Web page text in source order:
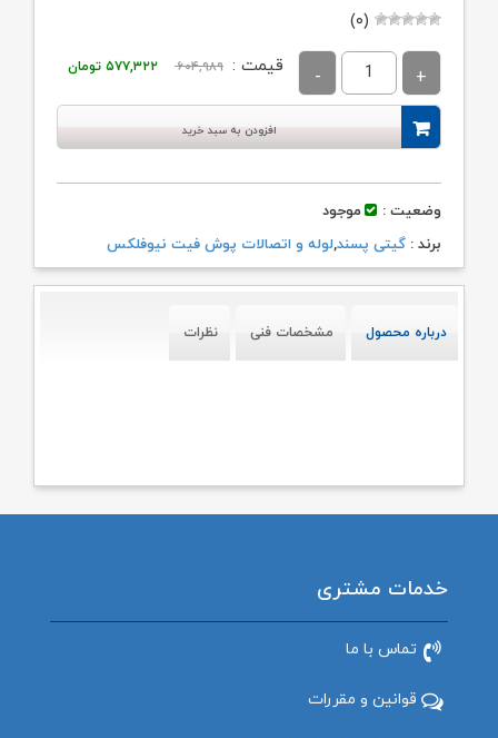
(۰)
قیمت : ۶۰۴,۹۸۹
قیمت
اصلی:
۶۰۴,۹۸۹ تومان
۵۷۷,۳۲۲ تومان
افزودن به سبد خرید
وضعیت :
موجود
برند : گیتی پسند,لوله و اتصالات پوش فیت نیوفلکس
درباره محصول مشخصات فنی نظرات
خدمات مشتری
تماس با ما
قوانین و مقررات